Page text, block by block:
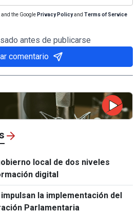
the Google Privacy Policyand Terms of Service
antes de publicarse
comentario
local de dos niveles
digital
la implementación del
Parlamentaria